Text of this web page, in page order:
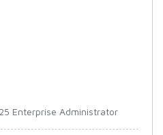
Enterprise Administrator